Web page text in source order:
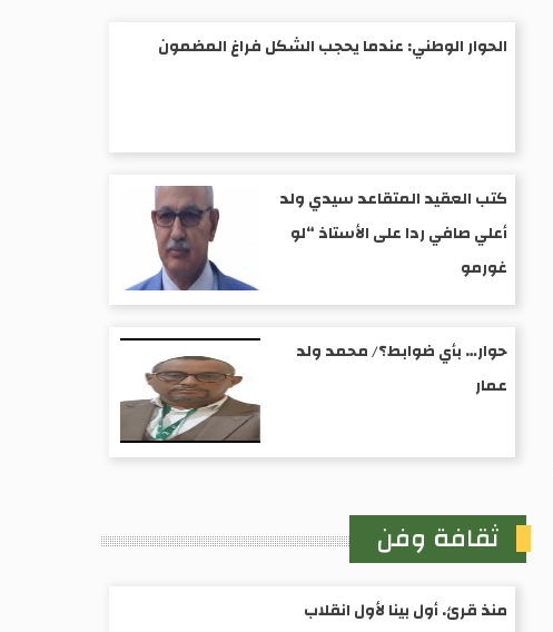
الحوار الوطني: عندما يحجب الشكل فراغ المضمون
كتب العقيد المتقاعد سيدي ولد
أعلي صافي ردا على الأستاذ “لو
غورمو
حوار… بأي ضوابط؟/ محمد ولد
عمار
ثقافة وفن
منذ قرئ. أول بينا لأول انقلاب